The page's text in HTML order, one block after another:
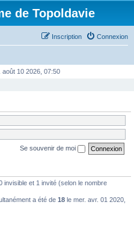
de Topoldavie
Connexion
Inscription
10 2026, 07:50
Se souvenir de moi
invisible et 1 invité (selon le nombre
a été de 18 le mer. avr. 01 2020,